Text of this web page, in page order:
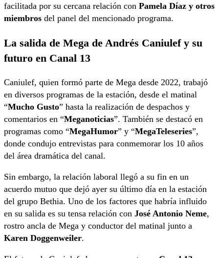
facilitada por su cercana relación con Pamela Díaz y otros
miembros del panel del mencionado programa.
La salida de Mega de Andrés Caniulef y su
futuro en Canal 13
Caniulef, quien formó parte de Mega desde 2022, trabajó
en diversos programas de la estación, desde el matinal
“Mucho Gusto” hasta la realización de despachos y
comentarios en “Meganoticias”. También se destacó en
programas como “MegaHumor” y “MegaTeleseries”,
donde condujo entrevistas para conmemorar los 10 años
del área dramática del canal.
Sin embargo, la relación laboral llegó a su fin en un
acuerdo mutuo que dejó ayer su último día en la estación
del grupo Bethia. Uno de los factores que habría influido
en su salida es su tensa relación con José Antonio Neme,
rostro ancla de Mega y conductor del matinal junto a
Karen Doggenweiler.